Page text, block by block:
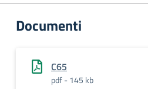
Documenti
C65
pdf - 145 kb